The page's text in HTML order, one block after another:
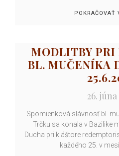
POKRAČOVAŤ
MODLITBY
BL. MUČENÍKA
26. júna
Spomienková slávnosť bl.
Trčku sa konala v Bazilike
Ducha pri kláštore
každého 25. v